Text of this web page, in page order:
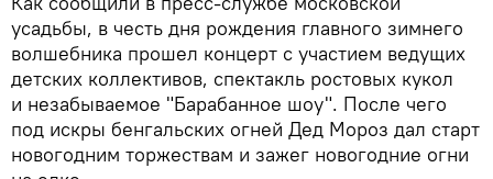
усадьбы, в честь дня рождения главного зимнего
волшебника прошел концерт с участием ведущих
детских коллективов, спектакль ростовых кукол
и незабываемое "Барабанное шоу". После чего
под искры бенгальских огней Дед Мороз дал старт
новогодним торжествам и зажег новогодние огни